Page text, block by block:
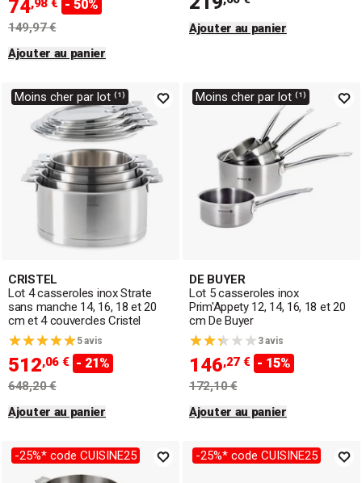
74,98 € - 50%
149,97 €
Ajouter au panier
Ajouter au panier
Moins cher par lot ⁽¹⁾
CRISTEL
Lot 4 casseroles inox Strate
sans manche 14, 16, 18 et 20
cm et 4 couvercles Cristel
5 avis
512,06 € - 21%
648,20 €
Ajouter au panier
Moins cher par lot ⁽¹⁾
DE BUYER
Lot 5 casseroles inox
Prim'Appety 12, 14, 16, 18 et 20
cm De Buyer
3 avis
146,27 € - 15%
172,10 €
Ajouter au panier
-25%* code CUISINE25 -25%* code CUISINE25